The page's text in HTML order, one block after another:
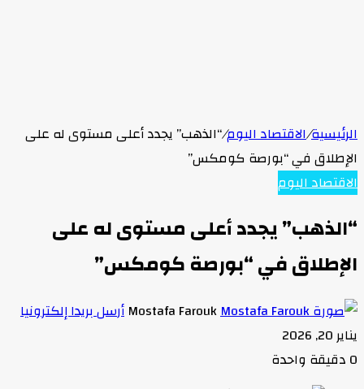
الرئيسية/الاقتصاد اليوم/“الذهب” يجدد أعلى مستوى له على
الإطلاق في “بورصة كومكس”
الاقتصاد اليوم
“الذهب” يجدد أعلى مستوى له على
الإطلاق في “بورصة كومكس”
Mostafa Farouk أرسل بريدا إلكترونيا
يناير 20, 2026
0 دقيقة واحدة